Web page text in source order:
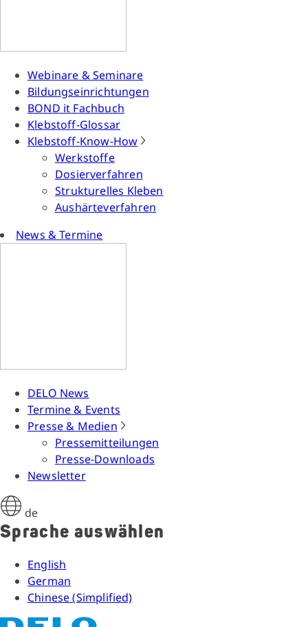
Webinare & Seminare
Bildungseinrichtungen
BOND it Fachbuch
Klebstoff-Glossar
Klebstoff-Know-How
Werkstoffe
Dosierverfahren
Strukturelles Kleben
Aushärteverfahren
News & Termine
DELO News
Termine & Events
Presse & Medien
Pressemitteilungen
Presse-Downloads
Newsletter
de
Sprache auswählen
English
German
Chinese (Simplified)